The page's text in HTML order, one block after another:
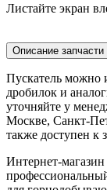
Листайте экран
Описание запчасти
Пускатель можно
дробилок и
уточняйте у
Москве, Санкт-
также доступен к
Интернет-